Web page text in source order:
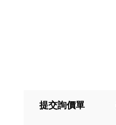
提交詢價單